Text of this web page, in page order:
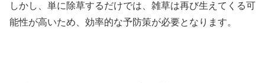
しかし、単に除草するだけでは、雑草は再び生えてくる可
能性が高いため、効率的な予防策が必要となります。